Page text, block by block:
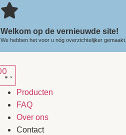
Welkom op de vernieuwde site!
We hebben het voor u nóg overzichtelijker gemaakt.
Producten
FAQ
Over ons
Contact